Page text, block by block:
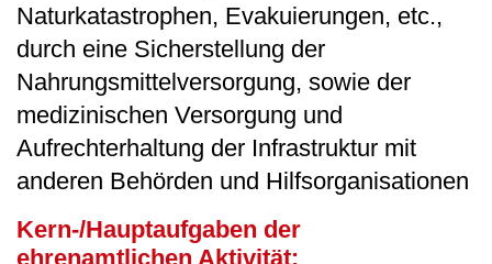
Naturkatastrophen, Evakuierungen, etc.,
durch eine Sicherstellung der
Nahrungsmittelversorgung, sowie der
medizinischen Versorgung und
Aufrechterhaltung der Infrastruktur mit
anderen Behörden und Hilfsorganisationen
Kern-/Hauptaufgaben der
ehrenamtlichen Aktivität: